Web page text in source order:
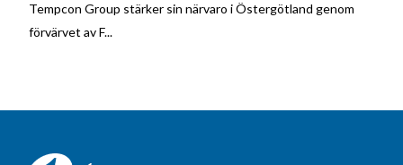
Tempcon Group stärker sin närvaro i Östergötland genom
förvärvet av F...